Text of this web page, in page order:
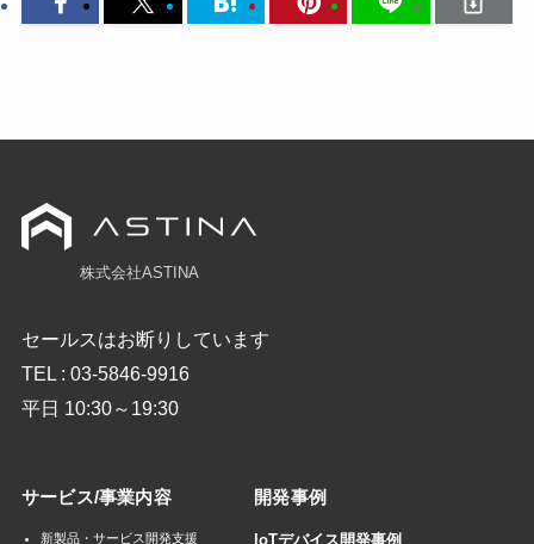
株式会社ASTINA
セールスはお断りしています
TEL : 03-5846-9916
平日 10:30～19:30
サービス/事業内容
新製品・サービス開発支援
開発事例
IoTデバイス開発事例